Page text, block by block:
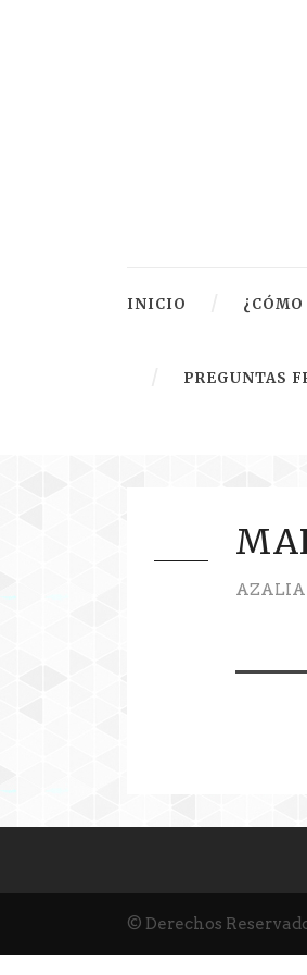
INICIO
PREGUNTAS
© Derechos